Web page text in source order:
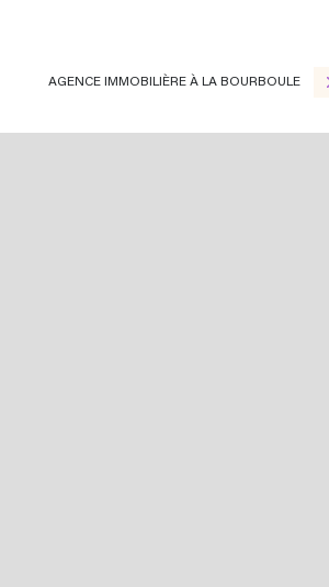
AGENCE IMMOBILIÈRE À LA BOURBOULE